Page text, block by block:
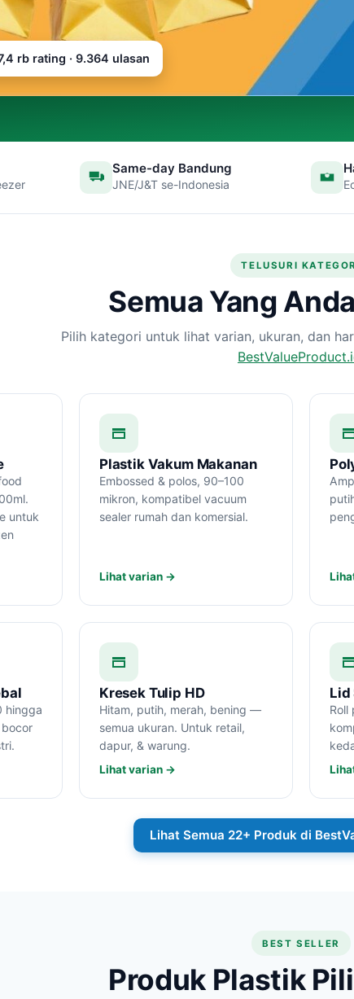
rb rating · 9.364 ulasan
Same-day Bandung
JNE/J&T se-Indonesia
TELUSURI
Semua Yang
Pilih kategori untuk lihat varian, ukuran, dan
untuk
Plastik Vakum Makanan
Embossed & polos, 90–100
mikron, kompatibel vacuum
sealer rumah dan komersial.
Lihat varian →
hingga
Kresek Tulip HD
Hitam, putih, merah, bening —
semua ukuran. Untuk retail,
dapur, & warung.
Lihat varian →
Lid
Roll
Lihat Semua 22+ Produk di
BEST SELLER
Produk Plastik